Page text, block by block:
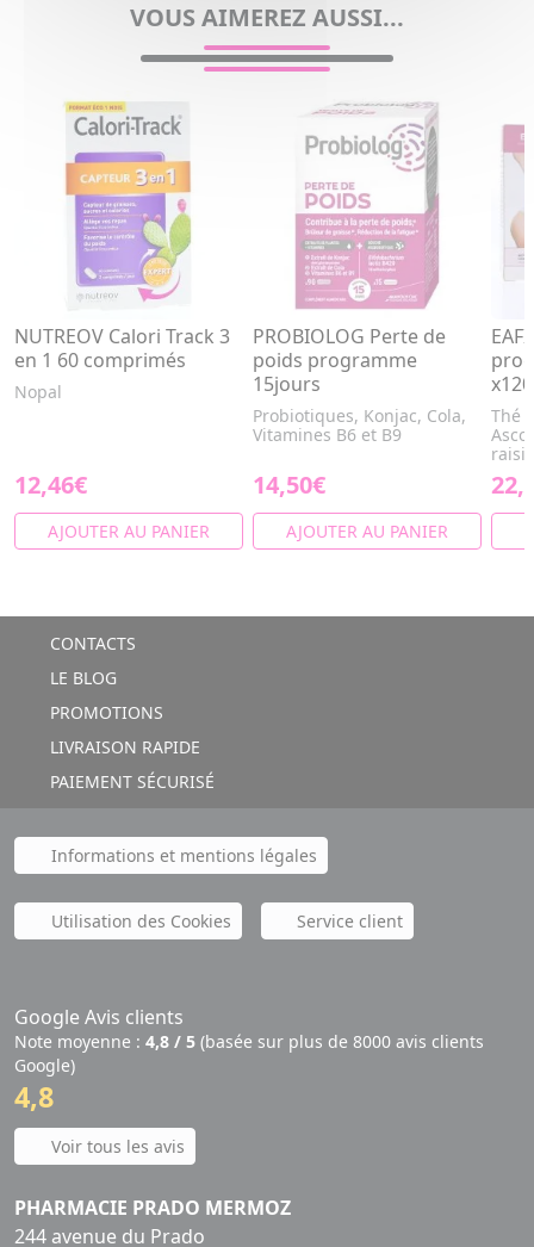
VOUS AIMEREZ AUSSI...
NUTREOV Calori Track 3
en 1 60 comprimés
Nopal
12,46€
AJOUTER AU PANIER
PROBIOLOG Perte de
poids programme
15jours
Probiotiques, Konjac, Cola,
Vitamines B6 et B9
14,50€
AJOUTER AU PANIER
Thé
CONTACTS
LE BLOG
PROMOTIONS
LIVRAISON RAPIDE
PAIEMENT SÉCURISÉ
Informations et mentions légales
Utilisation des Cookies Service client
Google Avis clients
Note moyenne : 4,8 / 5 (basée sur plus de 8000 avis clients
Google)
4,8
Voir tous les avis
PHARMACIE PRADO MERMOZ
244 avenue du Prado